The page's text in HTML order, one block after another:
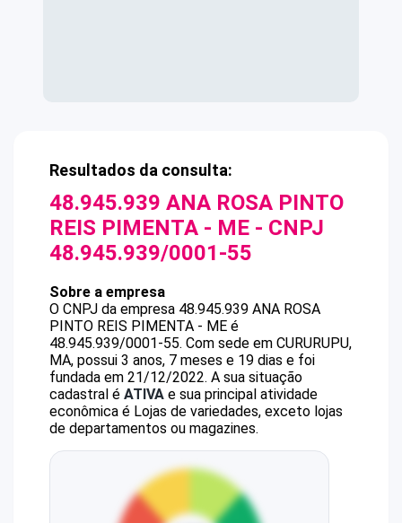
Resultados da consulta:
48.945.939 ANA ROSA PINTO
REIS PIMENTA - ME - CNPJ
48.945.939/0001-55
Sobre a empresa
O CNPJ da empresa 48.945.939 ANA ROSA
PINTO REIS PIMENTA - ME é
48.945.939/0001-55. Com sede em CURURUPU,
MA, possui 3 anos, 7 meses e 19 dias e foi
fundada em 21/12/2022. A sua situação
cadastral é ATIVA e sua principal atividade
econômica é Lojas de variedades, exceto lojas
de departamentos ou magazines.